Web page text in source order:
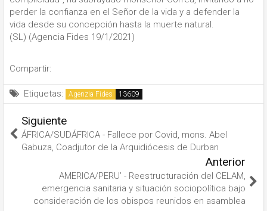
perder la confianza en el Señor de la vida y a defender la
vida desde su concepción hasta la muerte natural.
(SL) (Agencia Fides 19/1/2021)
Compartir:
Etiquetas: Agenzia Fides
Siguiente
ÁFRICA/SUDÁFRICA - Fallece por Covid, mons. Abel
Gabuza, Coadjutor de la Arquidiócesis de Durban
Anterior
AMERICA/PERU’ - Reestructuración del CELAM,
emergencia sanitaria y situación sociopolítica bajo
consideración de los obispos reunidos en asamblea